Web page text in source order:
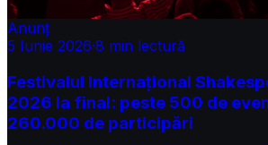
Anunț
5 Iunie 2026·8 min lectură
Festivalul Internațional
2026 la final: peste 500 de
260.000 de participări